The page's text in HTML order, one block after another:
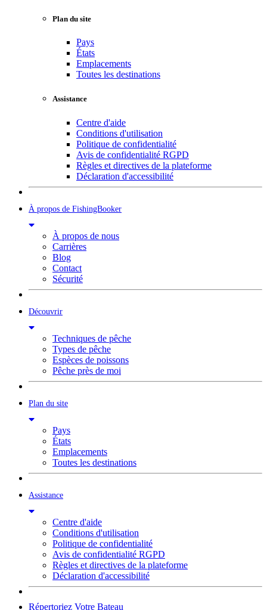
Plan du site
Pays
États
Emplacements
Toutes les destinations
Assistance
Centre d'aide
Conditions d'utilisation
Politique de confidentialité
Avis de confidentialité RGPD
Règles et directives de la plateforme
Déclaration d'accessibilité
À propos de FishingBooker
À propos de nous
Carrières
Blog
Contact
Sécurité
Découvrir
Techniques de pêche
Types de pêche
Espèces de poissons
Pêche près de moi
Plan du site
Pays
États
Emplacements
Toutes les destinations
Assistance
Centre d'aide
Conditions d'utilisation
Politique de confidentialité
Avis de confidentialité RGPD
Règles et directives de la plateforme
Déclaration d'accessibilité
Répertoriez Votre Bateau